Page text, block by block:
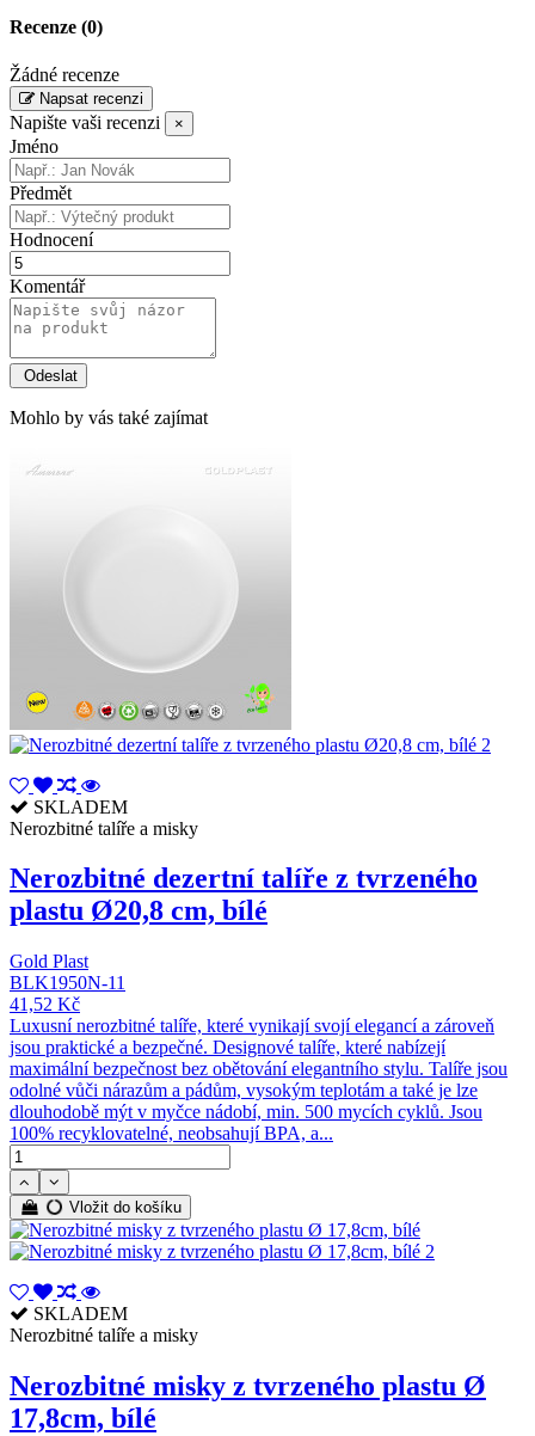
Recenze (0)
Žádné recenze
Napsat recenzi
Napište vaši recenzi ×
Jméno
Předmět
Hodnocení
Komentář
Mohlo by vás také zajímat
SKLADEM
Nerozbitné talíře a misky
Nerozbitné dezertní talíře z tvrzeného
plastu Ø20,8 cm, bílé
Gold Plast
BLK1950N-11
41,52 Kč
Luxusní nerozbitné talíře, které vynikají svojí elegancí a zároveň
jsou praktické a bezpečné. Designové talíře, které nabízejí
maximální bezpečnost bez obětování elegantního stylu. Talíře jsou
odolné vůči nárazům a pádům, vysokým teplotám a také je lze
dlouhodobě mýt v myčce nádobí, min. 500 mycích cyklů. Jsou
100% recyklovatelné, neobsahují BPA, a...
Vložit do košíku
SKLADEM
Nerozbitné talíře a misky
Nerozbitné misky z tvrzeného plastu Ø
17,8cm, bílé